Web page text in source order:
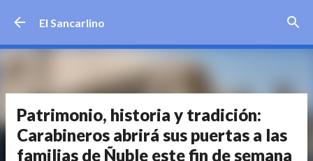
El Sancarlino
Patrimonio, historia y tradición:
Carabineros abrirá sus puertas a las
familias de Ñuble este fin de semana